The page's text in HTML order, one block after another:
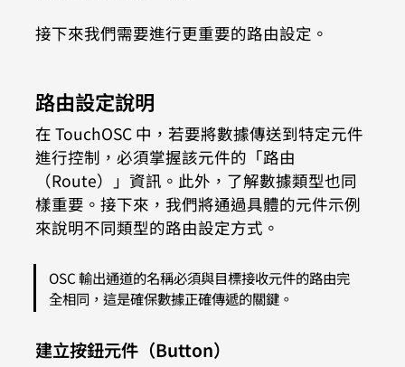
接下來我們需要進行更重要的路由設定。
路由設定說明
在 TouchOSC 中，若要將數據傳送到特定元件
進行控制，必須掌握該元件的「路由
（Route）」資訊。此外，了解數據類型也同
樣重要。接下來，我們將通過具體的元件示例
來說明不同類型的路由設定方式。
OSC 輸出通道的名稱必須與目標接收元件的路由完
全相同，這是確保數據正確傳遞的關鍵。
建立按鈕元件（Button）